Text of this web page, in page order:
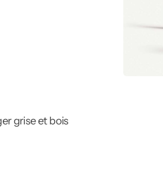
grise et bois